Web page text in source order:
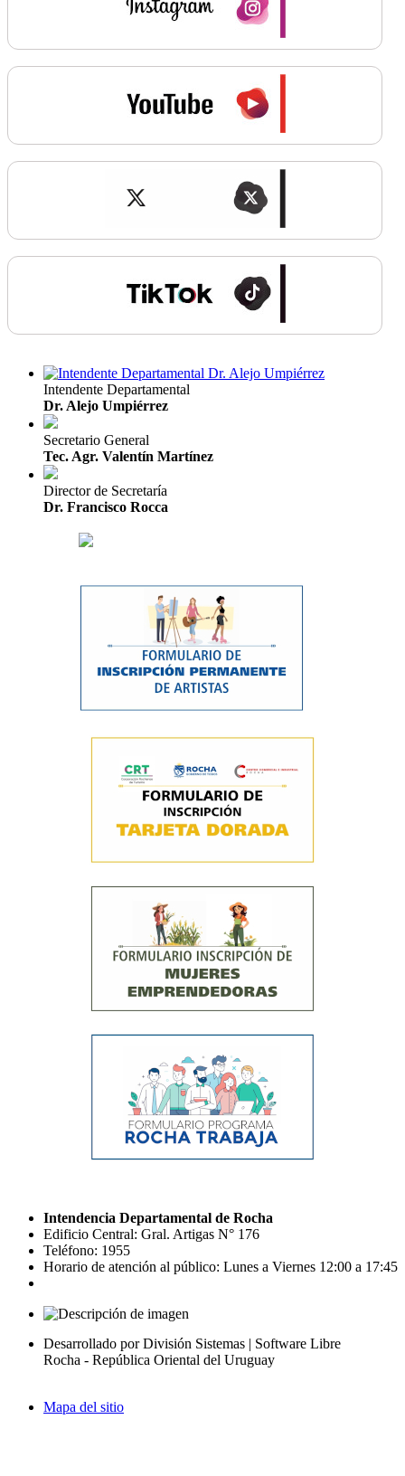
Intendente Departamental
Dr. Alejo Umpiérrez
Secretario General
Tec. Agr. Valentín Martínez
Director de Secretaría
Dr. Francisco Rocca
Intendencia Departamental de Rocha
Edificio Central: Gral. Artigas N° 176
Teléfono: 1955
Horario de atención al público: Lunes a Viernes 12:00 a 17:45
Desarrollado por División Sistemas | Software Libre
Rocha - República Oriental del Uruguay
Mapa del sitio